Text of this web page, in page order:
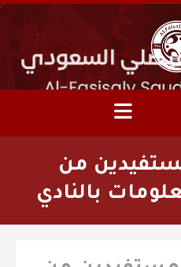
من
بالنادي